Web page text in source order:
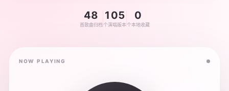
48
首歌曲归档
105
个演唱版本
0
个本地收藏
NOW PLAYING